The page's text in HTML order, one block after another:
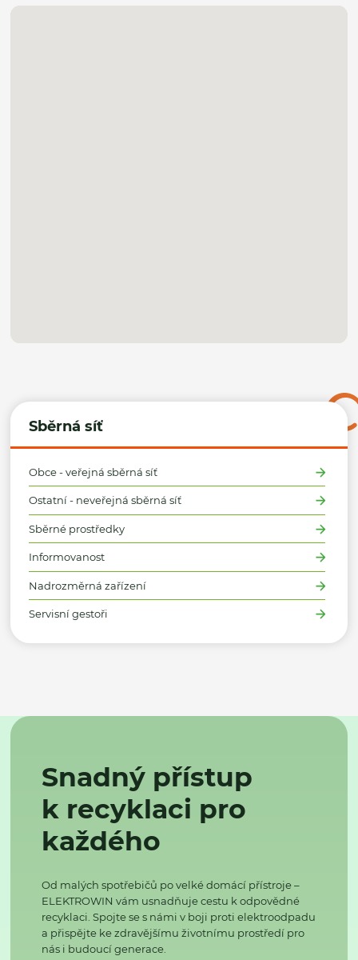
Sběrná síť
Obce - veřejná sběrná síť
Ostatní - neveřejná sběrná síť
Sběrné prostředky
Informovanost
Nadrozměrná zařízení
Servisní gestoři
Snadný přístup
k recyklaci pro
každého
Od malých spotřebičů po velké domácí přístroje –
ELEKTROWIN vám usnadňuje cestu k odpovědné
recyklaci. Spojte se s námi v boji proti elektroodpadu
a přispějte ke zdravějšímu životnímu prostředí pro
nás i budoucí generace.